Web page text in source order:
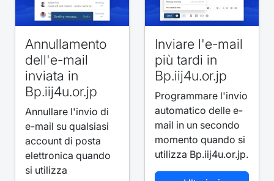
Annullamento
dell'e-mail
inviata in
Bp.iij4u.or.jp
Annullare l'invio di
e-mail su qualsiasi
account di posta
elettronica quando
si utilizza
Inviare l'e-mail
più tardi in
Bp.iij4u.or.jp
Programmare l'invio
automatico delle e-
mail in un secondo
momento quando si
utilizza Bp.iij4u.or.jp.